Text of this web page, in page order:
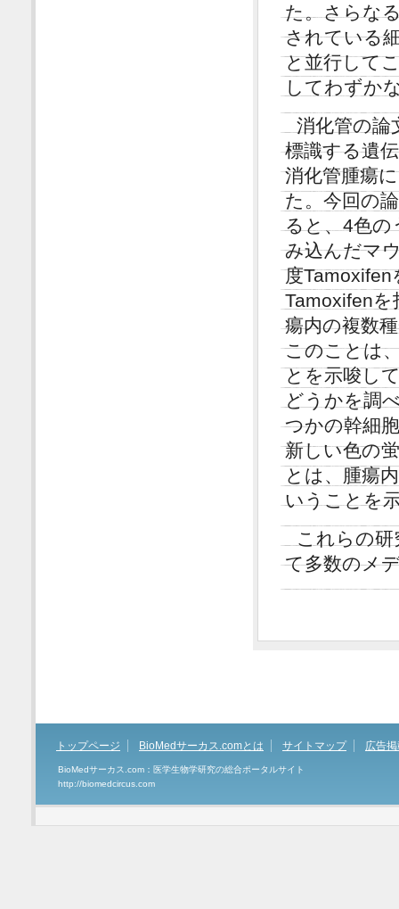
た。さらな
されている
と並行して
してわずか
消化管の論
標識する遺
消化管腫瘍
た。今回の
ると、4色の
み込んだマ
度Tamoxifen
Tamoxifen
瘍内の複数
このことは
とを示唆し
どうかを調
つかの幹細
新しい色の
とは、腫瘍
いうことを
これらの
て多数のメ
トップページ BioMedサーカス.comとは サイトマップ 広告
BioMedサーカス.com：医学生物学研究の総合ポータルサイト
http://biomedcircus.com